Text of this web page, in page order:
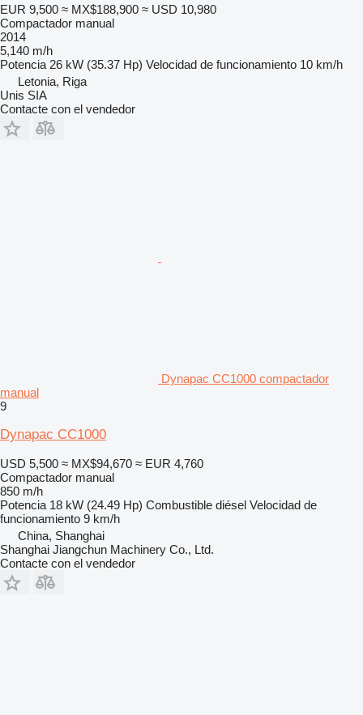
EUR 9,500 ≈ MX$188,900 ≈ USD 10,980
Compactador manual
2014
5,140 m/h
Potencia 26 kW (35.37 Hp) Velocidad de funcionamiento 10 km/h
Letonia, Riga
Unis SIA
Contacte con el vendedor
Dynapac CC1000 compactador
manual
9
Dynapac CC1000
USD 5,500 ≈ MX$94,670 ≈ EUR 4,760
Compactador manual
850 m/h
Potencia 18 kW (24.49 Hp) Combustible diésel Velocidad de
funcionamiento 9 km/h
China, Shanghai
Shanghai Jiangchun Machinery Co., Ltd.
Contacte con el vendedor